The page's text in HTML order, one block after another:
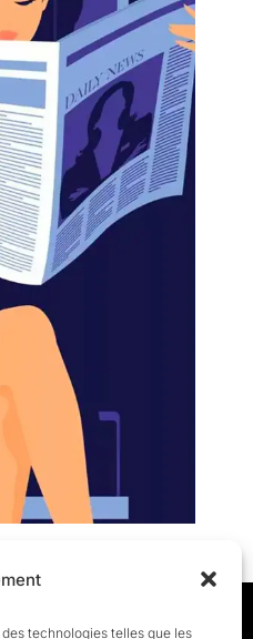
technologies telles que les